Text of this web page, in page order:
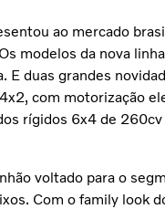
ao mercado
modelos da nova
E duas grandes
com motorização
rígidos 6x4 de
voltado para o
Com o family look